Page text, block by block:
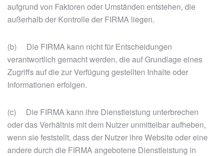
aufgrund von Faktoren oder Umständen entstehen, die
außerhalb der Kontrolle der FIRMA liegen.
(b) Die FIRMA kann nicht für Entscheidungen
verantwortlich gemacht werden, die auf Grundlage eines
Zugriffs auf die zur Verfügung gestellten Inhalte oder
Informationen erfolgen.
(c) Die FIRMA kann ihre Dienstleistung unterbrechen
oder das Verhältnis mit dem Nutzer unmittelbar aufheben,
wenn sie feststellt, dass der Nutzer ihre Website oder eine
andere durch die FIRMA angebotene Dienstleistung in